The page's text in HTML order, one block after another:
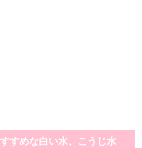
すめな白い水、こうじ水